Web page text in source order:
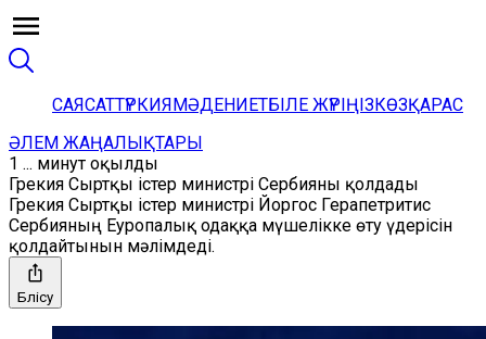
САЯСАТТҮРКИЯМӘДЕНИЕТБІЛЕ ЖҮРІҢІЗКӨЗҚАРАС
ӘЛЕМ ЖАҢАЛЫҚТАРЫ
1 ... минут оқылды
Грекия Сыртқы істер министрі Сербияны қолдады
Грекия Сыртқы істер министрі Йоргос Герапетритис
Сербияның Еуропалық одаққа мүшелікке өту үдерісін
қолдайтынын мәлімдеді.
Бөлісу